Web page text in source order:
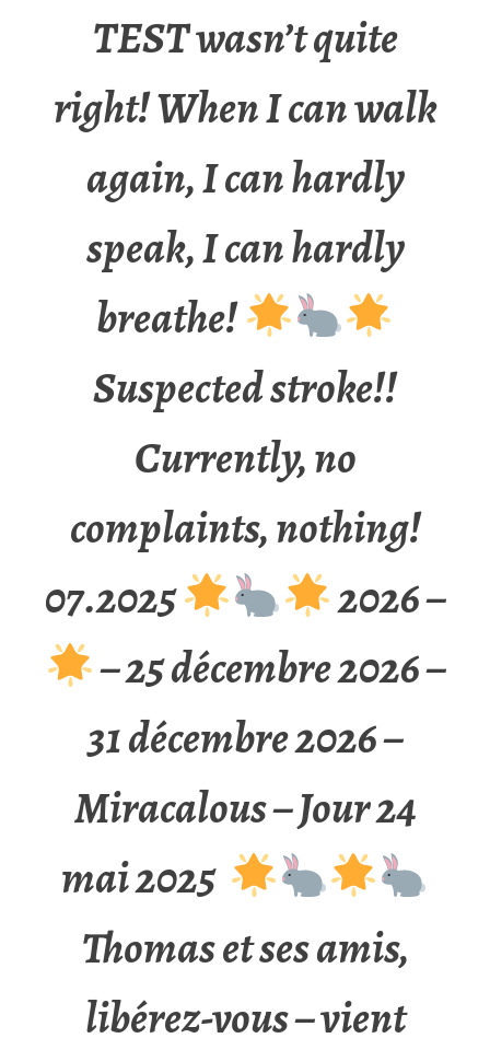
TEST wasn’t quite
right! When I can walk
again, I can hardly
speak, I can hardly
breathe!
Suspected stroke!!
Currently, no
complaints, nothing!
07.2025
2026 –
– 25 décembre 2026 –
31 décembre 2026 –
Miracalous – Jour 24
mai 2025
Thomas et ses amis,
libérez-vous – vient